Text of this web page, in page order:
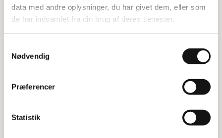
data med andre oplysninger, du har givet dem, eller som
de har indsamlet fra din brug af deres tjenester.
Nødvendig
Præferencer
Statistik
Denne transportvogn leveres med en lastningshylde og en
mellemstang, hvilket gør den yderst praktisk til daglig
brug. Den kan nemt tilpasses dine behov, så du kan
Specifikationer:
hylder